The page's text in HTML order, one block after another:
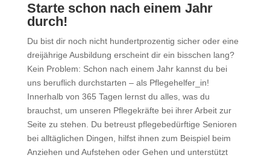
Starte schon nach einem Jahr
durch!
Du bist dir noch nicht hundertprozentig sicher oder eine
dreijährige Ausbildung erscheint dir ein bisschen lang?
Kein Problem: Schon nach einem Jahr kannst du bei
uns beruflich durchstarten – als Pflegehelfer_in!
Innerhalb von 365 Tagen lernst du alles, was du
brauchst, um unseren Pflegekräfte bei ihrer Arbeit zur
Seite zu stehen. Du betreust pflegebedürftige Senioren
bei alltäglichen Dingen, hilfst ihnen zum Beispiel beim
Anziehen und Aufstehen oder Gehen und unterstützt